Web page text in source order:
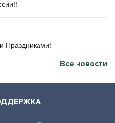
Праздниками!
Все новости